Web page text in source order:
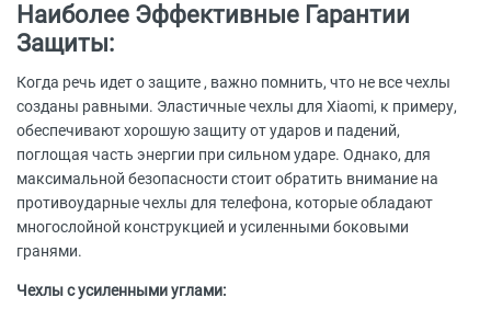
Наиболее Эффективныe Гарантии
Защиты:
Когда речь идет о защите , важно помнить, что не все чехлы
созданы равными. Эластичные чехлы для Xiaomi, к примеру,
обеспечивают хорошую защиту от ударов и падений,
поглощая часть энергии при сильном ударе. Однако, для
максимальной безопасности стоит обратить внимание на
противоударные чехлы для телефона, которые обладают
многослойной конструкцией и усиленными боковыми
гранями.
Чехлы с усиленными углами: